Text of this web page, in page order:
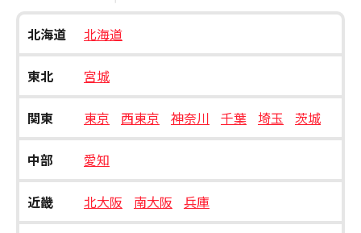
北海道 北海道
東北 宮城
関東 東京 西東京 神奈川 千葉 埼玉 茨城
中部 愛知
近畿 北大阪 南大阪 兵庫